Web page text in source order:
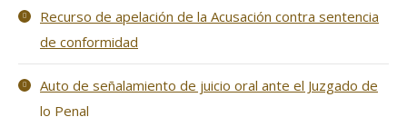
Recurso de apelación de la Acusación contra sentencia
de conformidad
Auto de señalamiento de juicio oral ante el Juzgado de
lo Penal